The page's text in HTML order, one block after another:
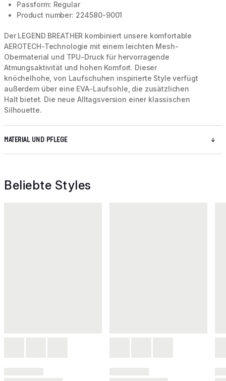
Passform: Regular
Product number: 224580-9001
Der LEGEND BREATHER kombiniert unsere komfortable
AEROTECH-Technologie mit einem leichten Mesh-
Obermaterial und TPU-Druck für hervorragende
Atmungsaktivität und hohen Komfort. Dieser
knöchelhohe, von Laufschuhen inspirierte Style verfügt
außerdem über eine EVA-Laufsohle, die zusätzlichen
Halt bietet. Die neue Alltagsversion einer klassischen
Silhouette.
MATERIAL UND PFLEGE
Beliebte Styles